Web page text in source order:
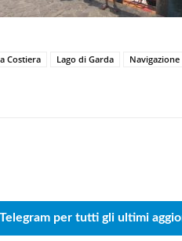
Costiera Lago di Garda Navigazione
per tutti gli ultimi